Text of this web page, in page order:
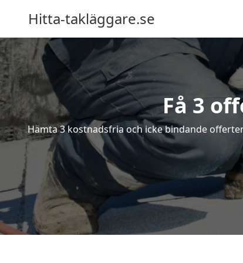
Hitta-takläggare.se
Få 3
Hämta 3 kostnadsfria och icke bindande